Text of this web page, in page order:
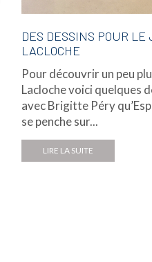
DES DESSINS POUR LE
LACLOCHE
Pour découvrir un peu
Lacloche voici quelques
avec Brigitte Péry
se penche sur...
LIRE LA SUITE